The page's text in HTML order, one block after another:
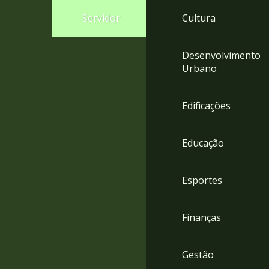
Servidor Cultura
Desenvolvimento
Urbano
Edificações
Educação
Esportes
Finanças
Gestão